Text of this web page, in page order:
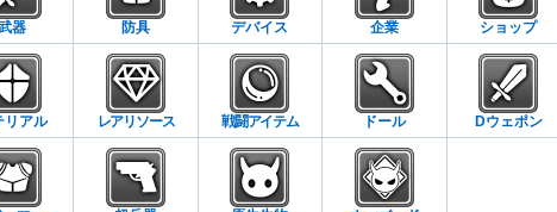
器 防具 デバイス 企業 ショップ
リアル レアリソース 戦闘アイテム ドール Dウェポン